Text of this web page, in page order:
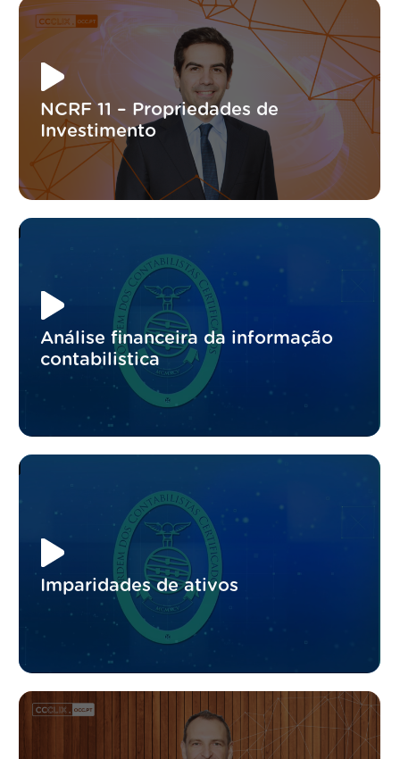
NCRF 11 – Propriedades de
Investimento
Análise financeira da informação
contabilistica
Imparidades de ativos